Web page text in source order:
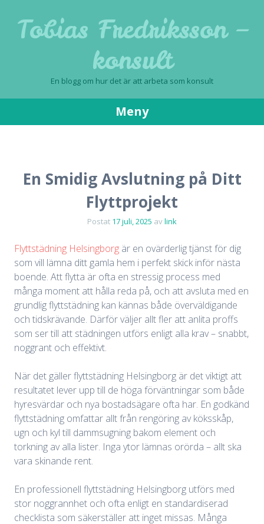
Tobias Fredriksson –
konsult
En blogg om hur det är att arbeta som konsult
Meny
En Smidig Avslutning på Ditt
Flyttprojekt
Postat 17 juli, 2025 avlink
Flyttstädning Helsingborg är en ovärderlig tjänst för dig
som vill lämna ditt gamla hem i perfekt skick inför nästa
boende. Att flytta är ofta en stressig process med
många moment att hålla reda på, och att avsluta med en
grundlig flyttstädning kan kännas både överväldigande
och tidskrävande. Därför väljer allt fler att anlita proffs
som ser till att städningen utförs enligt alla krav – snabbt,
noggrant och effektivt.
När det gäller flyttstädning Helsingborg är det viktigt att
resultatet lever upp till de höga förväntningar som både
hyresvärdar och nya bostadsägare ofta har. En godkänd
flyttstädning omfattar allt från rengöring av köksskåp,
ugn och kyl till dammsugning bakom element och
torkning av alla lister. Inga ytor lämnas orörda – allt ska
vara skinande rent.
En professionell flyttstädning Helsingborg utförs med
stor noggrannhet och ofta enligt en standardiserad
checklista som säkerställer att inget missas. Många